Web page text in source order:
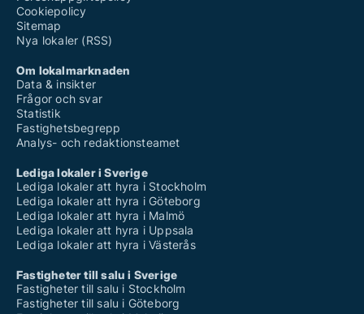
Cookiepolicy
Sitemap
Nya lokaler (RSS)
Om lokalmarknaden
Data & insikter
Frågor och svar
Statistik
Fastighetsbegrepp
Analys- och redaktionsteamet
Lediga lokaler i Sverige
Lediga lokaler att hyra i Stockholm
Lediga lokaler att hyra i Göteborg
Lediga lokaler att hyra i Malmö
Lediga lokaler att hyra i Uppsala
Lediga lokaler att hyra i Västerås
Fastigheter till salu i Sverige
Fastigheter till salu i Stockholm
Fastigheter till salu i Göteborg